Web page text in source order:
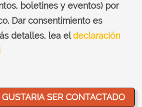
boletines y eventos) por
Dar consentimiento es
detalles, lea eldeclaración